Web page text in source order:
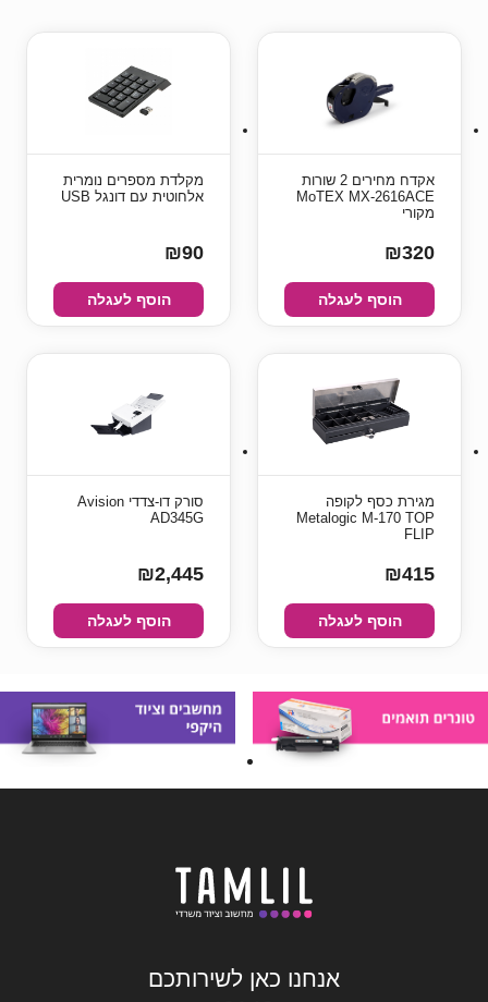
אקדח מחירים 2 שורות
MoTEX MX-2616ACE
מקורי
₪320
הוסף לעגלה
מקלדת מספרים נומרית
אלחוטית עם דונגל USB
₪90
הוסף לעגלה
מגירת כסף לקופה
Metalogic M-170 TOP
FLIP
₪415
הוסף לעגלה
סורק דו-צדדי Avision
AD345G
₪2,445
הוסף לעגלה
אנחנו כאן לשירותכם